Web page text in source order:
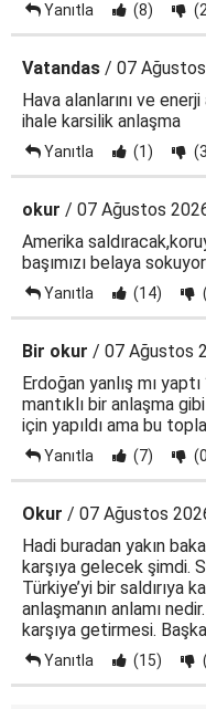
Yanıtla (8)
Vatandas / 07
Hava alanlarını ve
ihale karsilik anlaşma
Yanıtla (1)
okur / 07 Ağustos
Amerika
başımızı belaya
Yanıtla (14)
Bir okur / 07 Ağustos
Erdoğan yanlış mı
mantıklı bir anlaşma
için yapıldı ama bu
Yanıtla (7)
Okur / 07 Ağustos
Hadi buradan yakın
karşıya gelecek şimdi.
Türkiye’yi bir saldırıya
anlaşmanın anlamı
karşıya getirmesi.
Yanıtla (15)